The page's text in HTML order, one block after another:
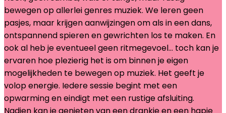
bewegen op allerlei genres muziek. We leren geen
pasjes, maar krijgen aanwijzingen om als in een dans,
ontspannend spieren en gewrichten los te maken. En
ook al heb je eventueel geen ritmegevoel… toch kan je
ervaren hoe plezierig het is om binnen je eigen
mogelijkheden te bewegen op muziek. Het geeft je
volop energie. Iedere sessie begint met een
opwarming en eindigt met een rustige afsluiting.
Nadien kan je genieten van een drankje en een hapje